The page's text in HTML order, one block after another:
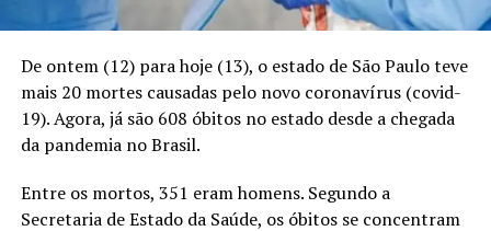
De ontem (12) para hoje (13), o estado de São Paulo teve
mais 20 mortes causadas pelo novo coronavírus (covid-
19). Agora, já são 608 óbitos no estado desde a chegada
da pandemia no Brasil.
Entre os mortos, 351 eram homens. Segundo a
Secretaria de Estado da Saúde, os óbitos se concentram